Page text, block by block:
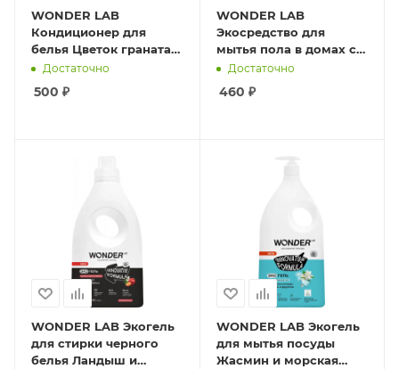
WONDER LAB
Кондиционер для
белья Цветок граната
1л Достаточно
500 ₽
WONDER LAB
Экосредство для
мытья пола в домах с
животными 1,1л
Достаточно
460 ₽
WONDER LAB Экогель
для стирки черного
белья Ландыш и
WONDER LAB Экогель
для мытья посуды
Жасмин и морская